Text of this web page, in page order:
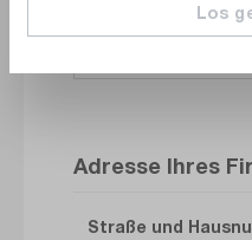
Telefonnummer
Adresse Ihres
Straße und
Los